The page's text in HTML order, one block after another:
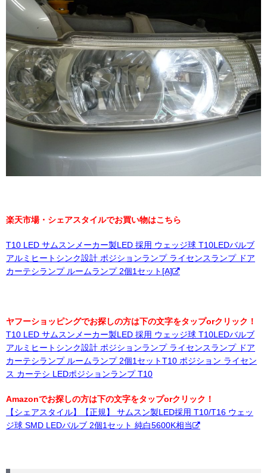
楽天市場・シェアスタイルでお買い物はこちら
T10 LED サムスンメーカー製LED 採用 ウェッジ球 T10LEDバルブ
アルミヒートシンク設計 ポジションランプ ライセンスランプ ドア
カーテシランプ ルームランプ 2個1セット[A]
ヤフーショッピングでお探しの方は下の文字をタップorクリック！
T10 LED サムスンメーカー製LED 採用 ウェッジ球 T10LEDバルブ
アルミヒートシンク設計 ポジションランプ ライセンスランプ ドア
カーテシランプ ルームランプ 2個1セットT10 ポジション ライセン
ス カーテシ LEDポジションランプ T10
Amazonでお探しの方は下の文字をタップorクリック！
【シェアスタイル】【正規】 サムスン製LED採用 T10/T16 ウェッ
ジ球 SMD LEDバルブ 2個1セット 純白5600K相当